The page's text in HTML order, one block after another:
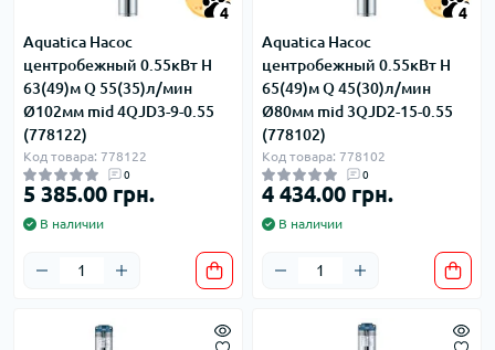
4
Aquatica Насос
центробежный 0.55кВт H
63(49)м Q 55(35)л/мин
Ø102мм mid 4QJD3-9-0.55
(778122)
Код товара: 778122
0
5 385.00 грн.
В наличии
4
Aquatica Насос
центробежный 0.55кВт H
65(49)м Q 45(30)л/мин
Ø80мм mid 3QJD2-15-0.55
(778102)
Код товара: 778102
0
4 434.00 грн.
В наличии